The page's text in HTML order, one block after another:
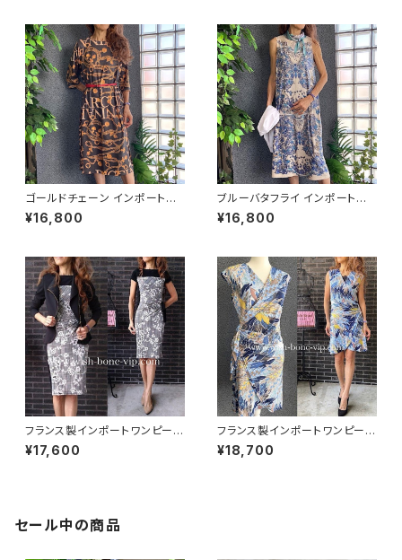
ゴールドチェーン インポートワ
ンピース｜ストレッチジャージ
七分袖ワンピース｜ブラック
¥16,800
ブルーバタフライ インポートワ
ンピース｜ストレッチジャージミ
モレ・ミディ丈ワンピース｜ブル
¥16,800
フランス製インポートワンピース
｜LONKEL PARIS｜タイトワン
ピース｜ジャージワンピース/白
¥17,600
フランス製インポートワンピース
｜FIFILLES de PARIS フィフィ
ーユ・パリ｜プリントワンピース
¥18,700
セール中の商品